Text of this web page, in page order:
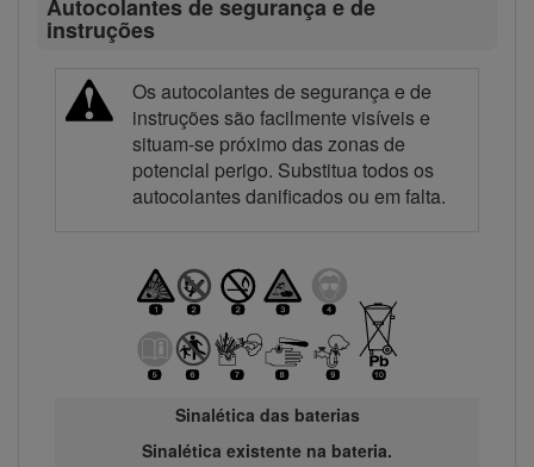
Autocolantes de segurança e de
instruções
Os autocolantes de segurança e de
instruções são facilmente visíveis e
situam-se próximo das zonas de
potencial perigo. Substitua todos os
autocolantes danificados ou em falta.
Sinalética das baterias
Sinalética existente na bateria.